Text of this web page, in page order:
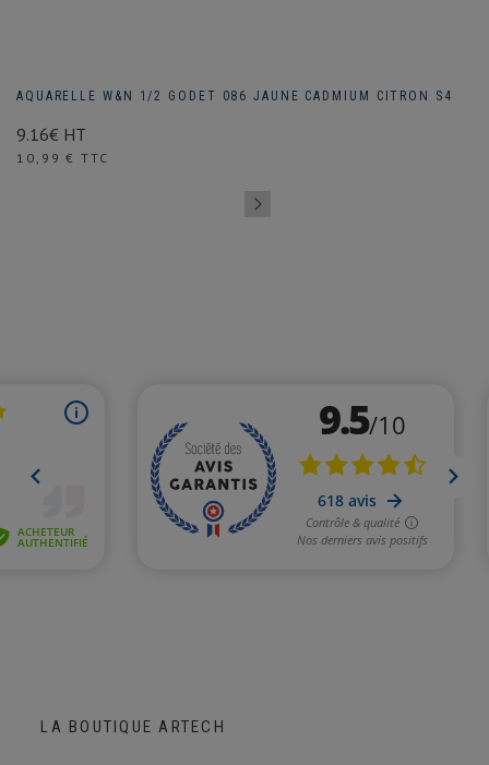
AQUARELLE W&N 1/2 GODET 086 JAUNE CADMIUM CITRON S4
9.16€ HT
Prix
10,99 € TTC
LA BOUTIQUE ARTECH